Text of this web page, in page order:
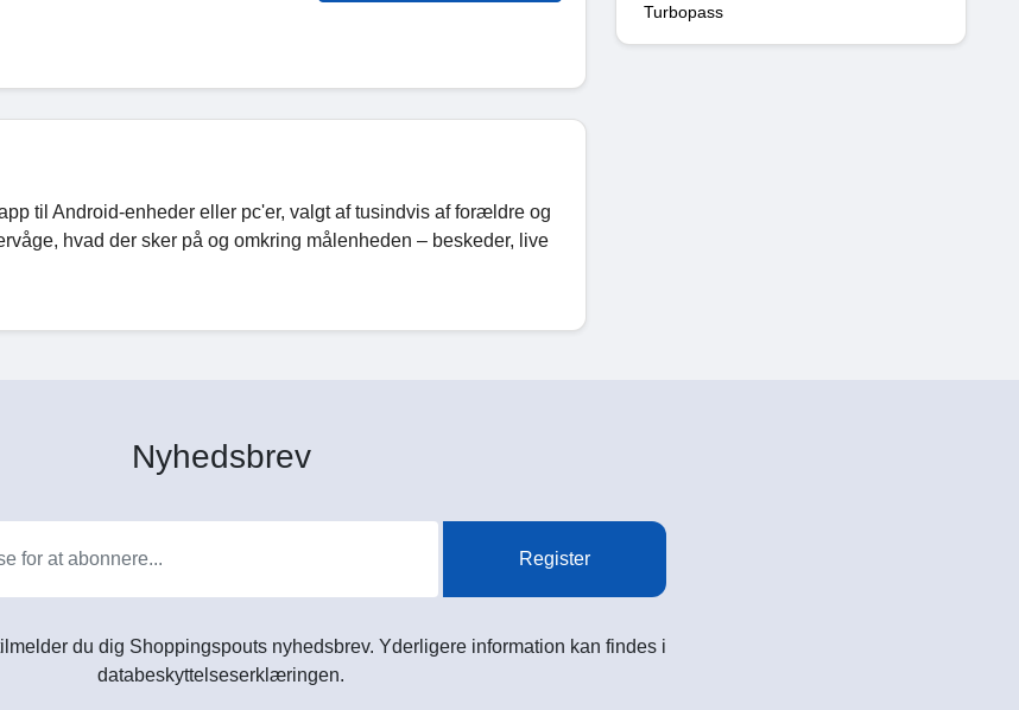
til Android-enheder eller pc'er, valgt af tusindvis af forældre og
hvad der sker på og omkring målenheden – beskeder, live
Turbopass
Nyhedsbrev
Register
du dig Shoppingspouts nyhedsbrev. Yderligere information kan findes i
databeskyttelseserklæringen.